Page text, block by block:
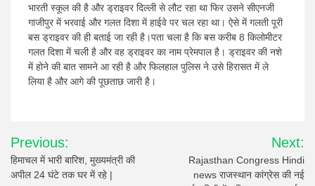
भारती स्कूल की है और ड्राइवर दिल्ली से लौट रहा था फिर उसने सीएनजी
गाजीपुर में भरवाई और गलत दिशा में हाईवे पर चल रहा था। ऐसे में गलती पूरी
बस ड्राइवर की ही बताई जा रही है।पता चला है कि बस करीब 8 किलोमीटर
गलत दिशा में चली है और वह ड्राइवर का नाम प्रेमपाल है। ड्राइवर की नशे
में होने की बात सामने आ रही है और फिलहाल पुलिस ने उसे हिरासत में ले
लिया है और आगे की पूछताछ जारी है।
Post
navigation
Previous:
हिमाचल में भारी बारिश, मुख्यमंत्री की
अपील 24 घंटे तक घर में रहे |
Next:
Rajasthan Congress Hindi
news राजस्थान कांग्रेस की नई